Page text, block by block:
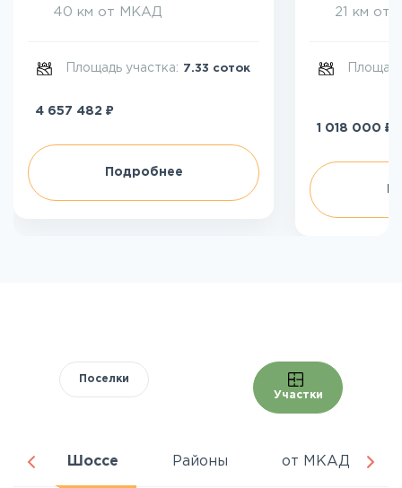
40 км от МКАД
Площадь участка: 7.33 соток
4 657 482 ₽
Подробнее
21 км от
1 018 000 ₽
Поселки
Участки
Шоссе Районы от МКАД